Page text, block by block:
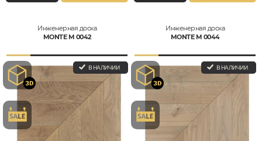
Инженерная доска
MONTE M 0042
В НАЛИЧИИ
Инженерная доска
MONTE M 0044
В НАЛИЧИИ